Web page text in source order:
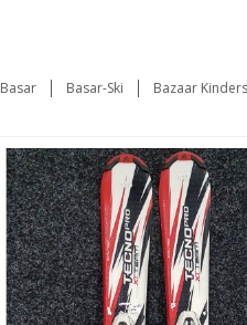
Basar Basar-Ski Bazaar